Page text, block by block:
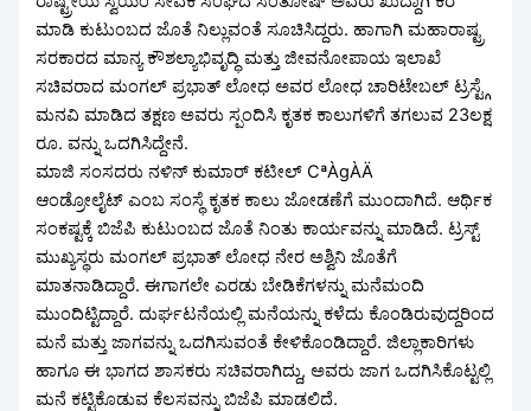
ಮಾಡಿ ಕುಟುಂಬದ ಜೊತೆ ನಿಲ್ಲುವಂತೆ ಸೂಚಿಸಿದ್ದರು. ಹಾಗಾಗಿ ಮಹಾರಾಷ್ಟ್ರ
ಸರಕಾರದ ಮಾನ್ಯ ಕೌಶಲ್ಯಾಭಿವೃದ್ಧಿ ಮತ್ತು ಜೀವನೋಪಾಯ ಇಲಾಖೆ
ಸಚಿವರಾದ ಮಂಗಲ್ ಪ್ರಭಾತ್ ಲೋಧ ಅವರ ಲೋಧ ಚಾರಿಟೇಬಲ್ ಟ್ರಸ್ಟ್ಗೆ
ಮನವಿ ಮಾಡಿದ ತಕ್ಷಣ ಅವರು ಸ್ಪಂದಿಸಿ ಕೃತಕ ಕಾಲುಗಳಿಗೆ ತಗಲುವ 23ಲಕ್ಷ
ರೂ. ವನ್ನು ಒದಗಿಸಿದ್ದೇನೆ.
ಮಾಜಿ ಸಂಸದರು ನಳಿನ್ ಕುಮಾರ್ ಕಟೀಲ್ CªÀgÀÄ
ಆಂಡ್ರೋಲೈಟ್ ಎಂಬ ಸಂಸ್ಥೆ ಕೃತಕ ಕಾಲು ಜೋಡಣೆಗೆ ಮುಂದಾಗಿದೆ. ಆರ್ಥಿಕ
ಸಂಕಷ್ಟಕ್ಕೆ ಬಿಜೆಪಿ ಕುಟುಂಬದ ಜೊತೆ ನಿಂತು ಕಾರ್ಯವನ್ನು ಮಾಡಿದೆ. ಟ್ರಸ್ಟ್
ಮುಖ್ಯಸ್ಥರು ಮಂಗಲ್ ಪ್ರಭಾತ್ ಲೋಧ ನೇರ ಅಶ್ವಿನಿ ಜೊತೆಗೆ
ಮಾತನಾಡಿದ್ದಾರೆ. ಈಗಾಗಲೇ ಎರಡು ಬೇಡಿಕೆಗಳನ್ನು ಮನೆಮಂದಿ
ಮುಂದಿಟ್ಟಿದ್ದಾರೆ. ದುರ್ಘಟನೆಯಲ್ಲಿ ಮನೆಯನ್ನು ಕಳೆದು ಕೊಂಡಿರುವುದ್ದರಿಂದ
ಮನೆ ಮತ್ತು ಜಾಗವನ್ನು ಒದಗಿಸುವಂತೆ ಕೇಳಿಕೊಂಡಿದ್ದಾರೆ. ಜಿಲ್ಲಾಕಾರಿಗಳು
ಹಾಗೂ ಈ ಭಾಗದ ಶಾಸಕರು ಸಚಿವರಾಗಿದ್ದು, ಅವರು ಜಾಗ ಒದಗಿಸಿಕೊಟ್ಟಲ್ಲಿ
ಮನೆ ಕಟ್ಟಿಕೊಡುವ ಕೆಲಸವನ್ನು ಬಿಜೆಪಿ ಮಾಡಲಿದೆ.